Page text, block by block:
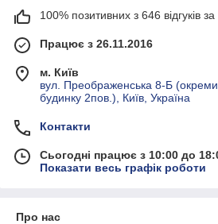
100% позитивних з 646 відгуків за
Працює з 26.11.2016
м. Київ
вул. Преображенська 8-Б
будинку 2пов.), Київ, Україна
Контакти
Сьогодні працює з 10:00 до
Показати весь графік роботи
Про нас